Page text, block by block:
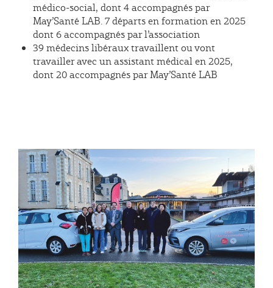
médico-social, dont 4 accompagnés par
May’Santé LAB. 7 départs en formation en 2025
dont 6 accompagnés par l’association
39 médecins libéraux travaillent ou vont
travailler avec un assistant médical en 2025,
dont 20 accompagnés par May’Santé LAB